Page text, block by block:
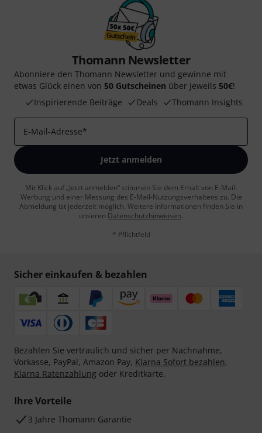
Thomann Newsletter
Abonniere den Thomann Newsletter und gewinne mit
etwas Glück einen von 50 Gutscheinen über jeweils 50€!
Inspirierende Beiträge
Deals Thomann Insights
E-Mail-Adresse*
Jetzt anmelden
Mit Klick auf „Jetzt anmelden“ stimmen Sie dem Erhalt von E-Mail-
Werbung und einer Messung des E-Mail-Nutzungsverhaltens zu. Die
Abmeldung ist jederzeit möglich. Weitere Informationen finden Sie in
unseren Datenschutzhinweisen.
* Pflichtfeld
Sicher einkaufen & bezahlen
Bezahlen Sie vertraulich und sicher per Nachnahme,
Vorkasse, PayPal, Amazon Pay, Klarna Sofort bezahlen,
Klarna Ratenzahlung oder Kreditkarte.
Ihre Vorteile
3 Jahre Thomann Garantie